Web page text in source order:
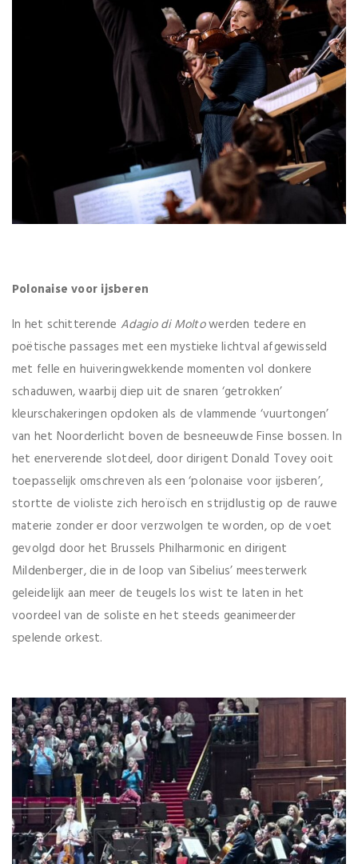
Polonaise voor ijsberen
In het schitterende Adagio di Moltowerden tedere en
poëtische passages met een mystieke lichtval afgewisseld
met felle en huiveringwekkende momenten vol donkere
schaduwen, waarbij diep uit de snaren ‘getrokken’
kleurschakeringen opdoken als de vlammende ‘vuurtongen’
van het Noorderlicht boven de besneeuwde Finse bossen. In
het enerverende slotdeel, door dirigent Donald Tovey ooit
toepasselijk omschreven als een ‘polonaise voor ijsberen’,
stortte de violiste zich heroïsch en strijdlustig op de rauwe
materie zonder er door verzwolgen te worden, op de voet
gevolgd door het Brussels Philharmonic en dirigent
Mildenberger, die in de loop van Sibelius’ meesterwerk
geleidelijk aan meer de teugels los wist te laten in het
voordeel van de soliste en het steeds geanimeerder
spelende orkest.